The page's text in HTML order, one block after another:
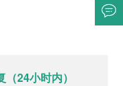
24小时内）